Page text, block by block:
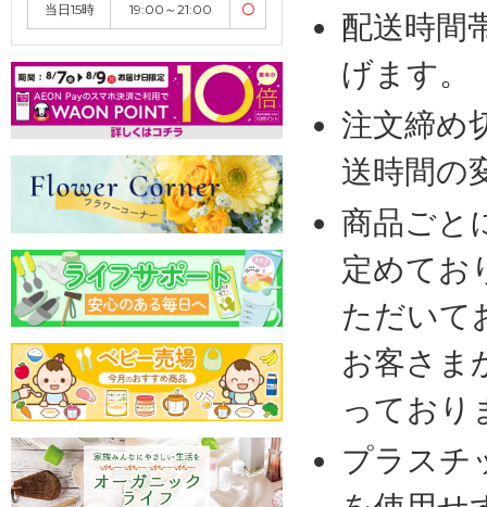
当日15時 19:00～21:00 〇
配送時間
げます。
注文締め
送時間の
商品ごと
定めてお
ただいて
お客さま
っており
プラスチ